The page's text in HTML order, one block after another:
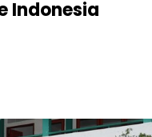
Indonesia